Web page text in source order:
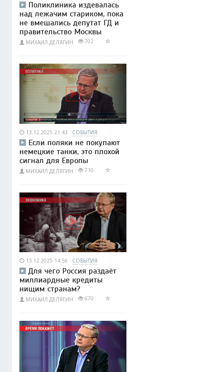
Поликлиника издевалась
над лежачим стариком, пока
не вмешались депутат ГД и
правительство Москвы
МИХАИЛ ДЕЛЯГИН 702
13.12.2025 21:43 СОБЫТИЯ
Если поляки не покупают
немецкие танки, это плохой
сигнал для Европы
МИХАИЛ ДЕЛЯГИН 710
13.12.2025 14:56 СОБЫТИЯ
Для чего Россия раздаёт
миллиардные кредиты
нищим странам?
МИХАИЛ ДЕЛЯГИН 670